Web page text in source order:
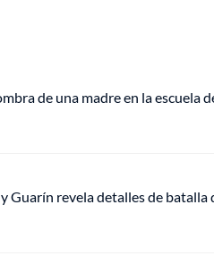
de una madre en la escuela
Guarín revela detalles de